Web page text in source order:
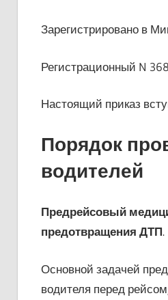
Зарегистрировано в
Регистрационный N
Настоящий приказ
Порядок
водителей
Предрейсовый
предотвращения ДТП.
Основной задачей
водителя перед